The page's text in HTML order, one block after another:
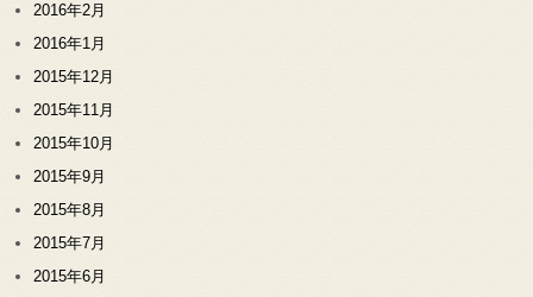
2016年2月
2016年1月
2015年12月
2015年11月
2015年10月
2015年9月
2015年8月
2015年7月
2015年6月